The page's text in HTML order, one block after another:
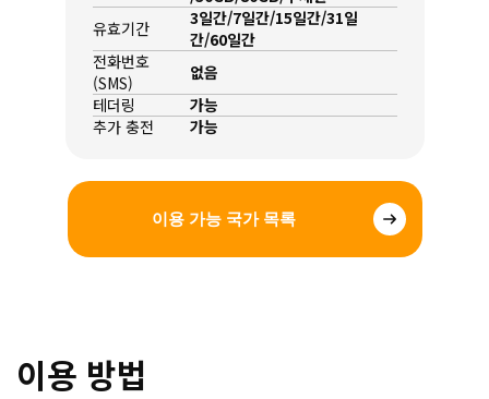
유효기간
3일간/7일간/15일간/31일
간/60일간
전화번호
(SMS)
없음
테더링
가능
추가 충전
가능
이용 가능 국가 목록
이용 방법